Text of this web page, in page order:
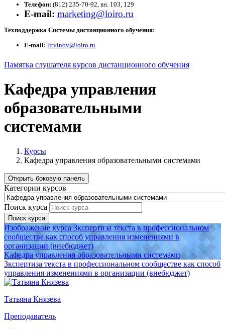
Телефон: (812) 235-70-92, вн. 103, 129
E-mail: marketing@loiro.ru
Техподдержка Системы дистанционного обучения:
E-mail: litvinov@loiro.ru
Памятка слушателя курсов дистанционного обучения
Кафедра управления
образовательными
системами
Курсы
Кафедра управления образовательными системами
Открыть боковую панель
Категории курсов
Поиск курса
Поиск курса
Изображение курса Зкспертиза текста в профессиональном
сообществе как способ управления изменениями в
организации (внебюджет)
Кафедра управления образовательными системами
Зкспертиза текста в профессиональном сообществе как способ
управления изменениями в организации (внебюджет)
Татьяна Князева
Преподаватель